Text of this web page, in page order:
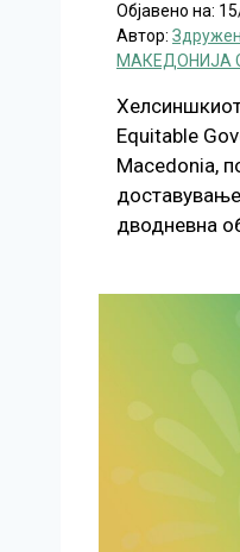
Објавено на:
Автор:
МАКЕДОНИЈА
Equitable
Macedonia,
дводневна